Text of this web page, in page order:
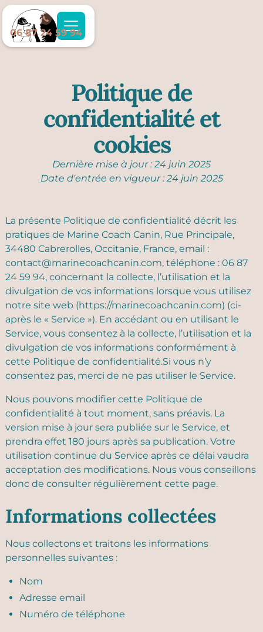
06 87 24 59 94
Politique de
confidentialité et
cookies
Dernière mise à jour : 24 juin 2025
Date d'entrée en vigueur : 24 juin 2025
La présente Politique de confidentialité décrit les
pratiques de Marine Coach Canin, Rue Principale,
34480 Cabrerolles, Occitanie, France, email :
contact@marinecoachcanin.com, téléphone : 06 87
24 59 94, concernant la collecte, l’utilisation et la
divulgation de vos informations lorsque vous utilisez
notre site web (https://marinecoachcanin.com) (ci-
après le « Service »). En accédant ou en utilisant le
Service, vous consentez à la collecte, l’utilisation et la
divulgation de vos informations conformément à
cette Politique de confidentialité.Si vous n’y
consentez pas, merci de ne pas utiliser le Service.
Nous pouvons modifier cette Politique de
confidentialité à tout moment, sans préavis. La
version mise à jour sera publiée sur le Service, et
prendra effet 180 jours après sa publication. Votre
utilisation continue du Service après ce délai vaudra
acceptation des modifications. Nous vous conseillons
donc de consulter régulièrement cette page.
Informations collectées
Nous collectons et traitons les informations
personnelles suivantes :
Nom
Adresse email
Numéro de téléphone